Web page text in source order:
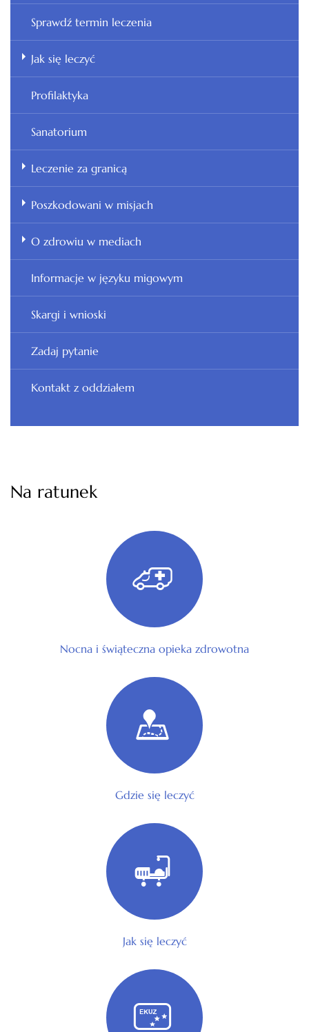
Sprawdź termin leczenia
Jak się leczyć
Profilaktyka
Sanatorium
Leczenie za granicą
Poszkodowani w misjach
O zdrowiu w mediach
Informacje w języku migowym
Skargi i wnioski
Zadaj pytanie
Kontakt z oddziałem
Na ratunek
Nocna i świąteczna opieka zdrowotna
Gdzie się leczyć
Jak się leczyć